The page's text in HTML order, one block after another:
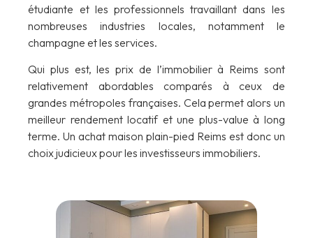
étudiante et les professionnels travaillant dans les
nombreuses industries locales, notamment le
champagne et les services.
Qui plus est, les prix de l’immobilier à Reims sont
relativement abordables comparés à ceux de
grandes métropoles françaises. Cela permet alors un
meilleur rendement locatif et une plus-value à long
terme. Un achat maison plain-pied Reims est donc un
choix judicieux pour les investisseurs immobiliers.